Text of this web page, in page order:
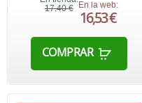
17,40 € En la web:
16,53 €
COMPRAR